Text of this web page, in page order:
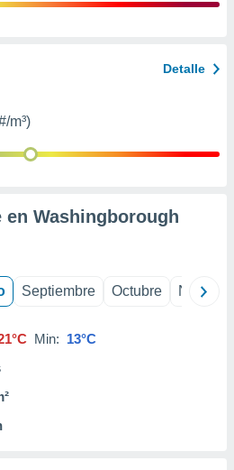
Detalle
m³)
en Washingborough
Septiembre Octubre
Min: 13°C